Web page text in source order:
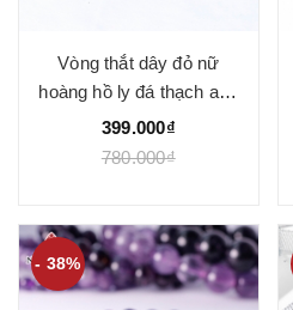
Vòng thắt dây đỏ nữ
hoàng hồ ly đá thạch anh
dâu
399.000₫
780.000₫
- 38%